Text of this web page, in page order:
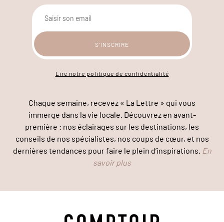
Lire notre politique de confidentialité
Chaque semaine, recevez « La Lettre » qui vous
immerge dans la vie locale. Découvrez en avant-
première : nos éclairages sur les destinations, les
conseils de nos spécialistes, nos coups de cœur, et nos
dernières tendances pour faire le plein d’inspirations. En
savoir plus